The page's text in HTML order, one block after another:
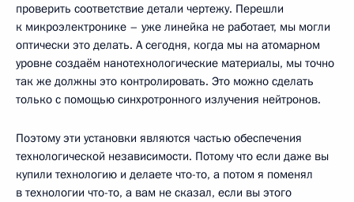
проверить соответствие детали чертежу. Перешли
к микроэлектронике – уже линейка не работает, мы могли
оптически это делать. А сегодня, когда мы на атомарном
уровне создаём нанотехнологические материалы, мы точно
так же должны это контролировать. Это можно сделать
только с помощью синхротронного излучения нейтронов.
Поэтому эти установки являются частью обеспечения
технологической независимости. Потому что если даже вы
купили технологию и делаете что-то, а потом я поменял
в технологии что-то, а вам не сказал, если вы этого